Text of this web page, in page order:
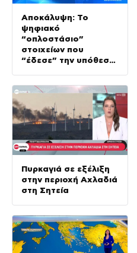
Αποκάλυψη: Το
ψηφιακό
“οπλοστάσιο”
στοιχείων που
“έδεσε” την υπόθεση
Πυρκαγιά σε εξέλιξη
στην περιοχή Αχλαδιά
στη Σητεία